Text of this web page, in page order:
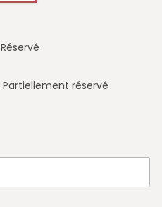
Réservé
Partiellement réservé